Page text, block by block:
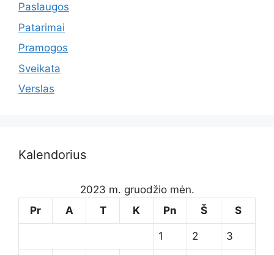
Paslaugos
Patarimai
Pramogos
Sveikata
Verslas
Kalendorius
2023 m. gruodžio mėn.
Pr
A T K Pn Š S
1 2 3